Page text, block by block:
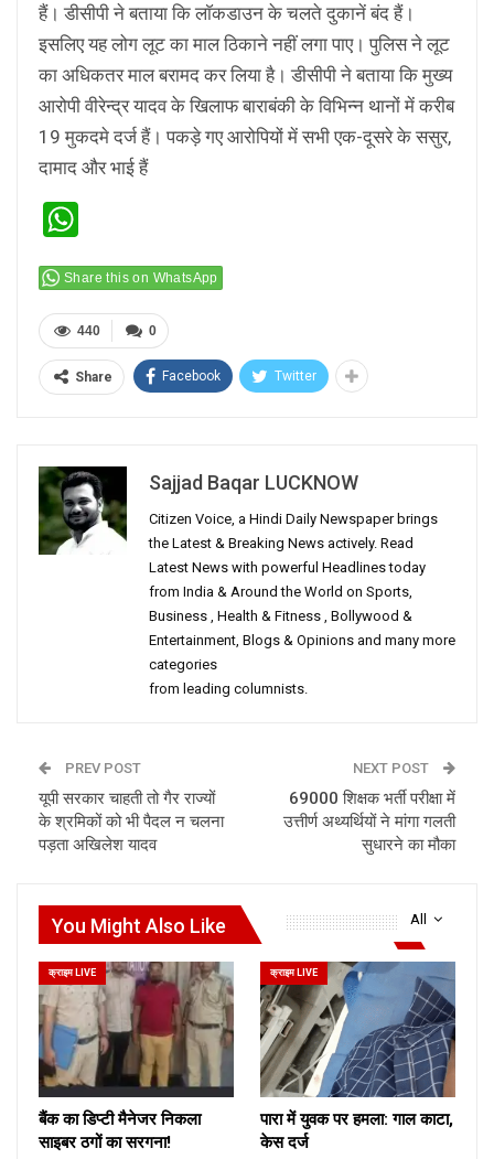
हैं। डीसीपी ने बताया कि लाॅकडाउन के चलते दुकानें बंद हैं।
इसलिए यह लोग लूट का माल ठिकाने नहीं लगा पाए। पुलिस ने लूट
का अधिकतर माल बरामद कर लिया है। डीसीपी ने बताया कि मुख्य
आरोपी वीरेन्द्र यादव के खिलाफ बाराबंकी के विभिन्न थानों में करीब
19 मुकदमे दर्ज हैं। पकड़े गए आरोपियों में सभी एक-दूसरे के ससुर,
दामाद और भाई हैं
Share this on WhatsApp
0
440
Share Facebook Twitter
Sajjad Baqar LUCKNOW
Citizen Voice, a Hindi Daily Newspaper brings
the Latest & Breaking News actively. Read
Latest News with powerful Headlines today
from India & Around the World on Sports,
Business , Health & Fitness , Bollywood &
Entertainment, Blogs & Opinions and many more
categories
from leading columnists.
PREV POST
यूपी सरकार चाहती तो गैर राज्यों
के श्रमिकों को भी पैदल न चलना
पड़ता अखिलेश यादव
NEXT POST
69000 शिक्षक भर्ती परीक्षा में
उत्तीर्ण अथ्यर्थियों ने मांगा गलती
सुधारने का मौका
All
You Might Also Like
क्राइम LIVE
बैंक का डिप्टी मैनेजर निकला
साइबर ठगों का सरगना!
क्राइम LIVE
पारा में युवक पर हमला: गाल काटा,
केस दर्ज